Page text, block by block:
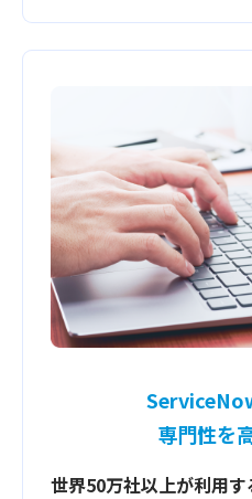
専門性を
世界50万社以上が利用